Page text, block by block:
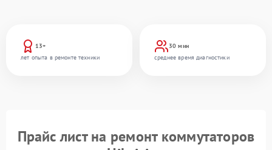
13+
лет опыта в ремонте техники
30 мин
среднее время диагностики
Прайс лист на ремонт коммутаторов